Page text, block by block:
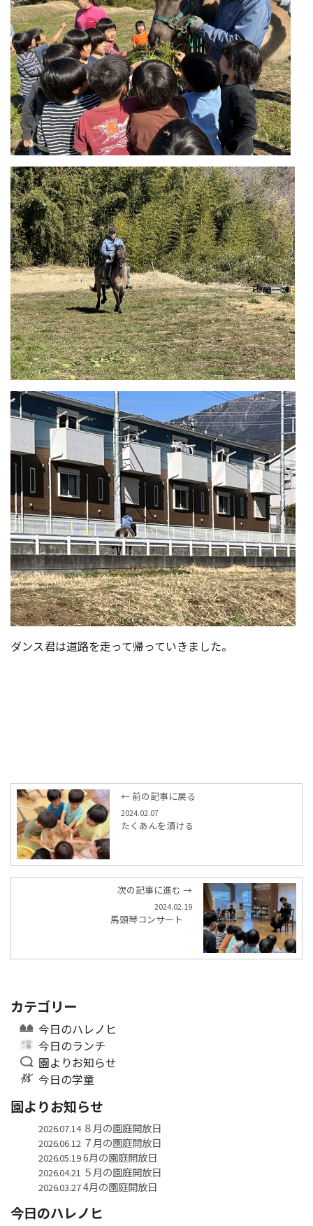
ダンス君は道路を走って帰っていきました。
← 前の記事に戻る
2024.02.07
たくあんを漬ける
次の記事に進む →
2024.02.19
馬頭琴コンサート
カテゴリー
今日のハレノヒ
今日のランチ
園よりお知らせ
今日の学童
園よりお知らせ
2026.07.14８月の園庭開放日
2026.06.12 ７月の園庭開放日
2026.05.196月の園庭開放日
2026.04.21 ５月の園庭開放日
2026.03.274月の園庭開放日
今日のハレノヒ